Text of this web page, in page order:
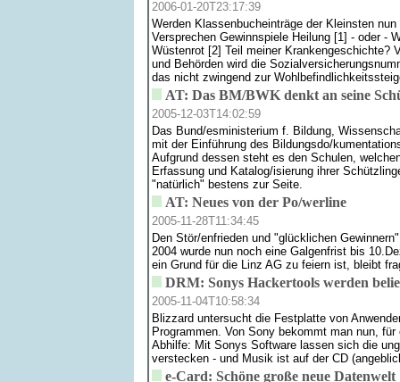
2006-01-20T23:17:39
Werden Klassenbucheinträge der Kleinsten
Versprechen Gewinnspiele Heilung [1] - oder -
Wüstenrot [2] Teil meiner Krankengeschichte?
und Behörden wird die
das nicht zwingend zur
AT: Das BM/BWK denkt an seine
2005-12-03T14:02:59
Das Bund/esministerium f. Bildung,
mit der Einführung des Bildungsdo/
Aufgrund dessen steht es den Schulen,
Erfassung und Katalog/isierung ihrer
"natürlich" bestens zur Seite.
AT: Neues von der Po/werline
2005-11-28T11:34:45
Den Stör/enfrieden und "glücklichen
2004 wurde nun noch eine Galgenfrist bis
ein Grund für die Linz AG zu feiern ist, bleibt
DRM: Sonys Hackertools werden
2005-11-04T10:58:34
Blizzard untersucht die Festplatte von
Programmen. Von Sony bekommt man nun, für
Abhilfe: Mit Sonys Software lassen sich die
verstecken - und Musik ist auf der CD
e-Card: Schöne große neue Datenwelt